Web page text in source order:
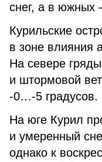
снег, а в
Курильские
в зоне влияния
На севере
и штормовой
-0…-5 градусов.
На юге Курил
и умеренный
однако к